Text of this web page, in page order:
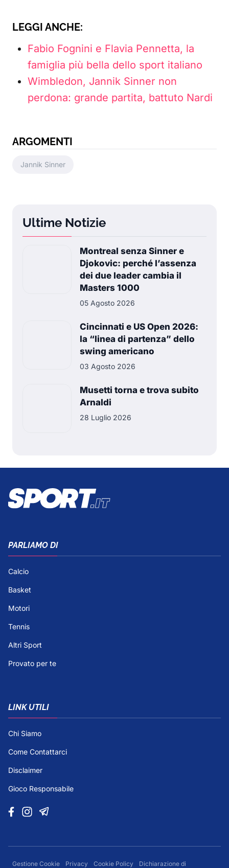
LEGGI ANCHE:
Fabio Fognini e Flavia Pennetta, la
famiglia più bella dello sport italiano
Wimbledon, Jannik Sinner non
perdona: grande partita, battuto Nardi
ARGOMENTI
Jannik Sinner
Ultime Notizie
Montreal senza Sinner e
Djokovic: perché l’assenza
dei due leader cambia il
Masters 1000
05 Agosto 2026
Cincinnati e US Open 2026:
la “linea di partenza” dello
swing americano
03 Agosto 2026
Musetti torna e trova subito
Arnaldi
28 Luglio 2026
PARLIAMO DI
Calcio
Basket
Motori
Tennis
Altri Sport
Provato per te
LINK UTILI
Chi Siamo
Come Contattarci
Disclaimer
Gioco Responsabile
Gestione Cookie Privacy Cookie Policy Dichiarazione di